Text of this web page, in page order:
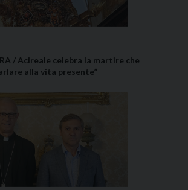
/ Acireale celebra la martire che
alla vita presente”